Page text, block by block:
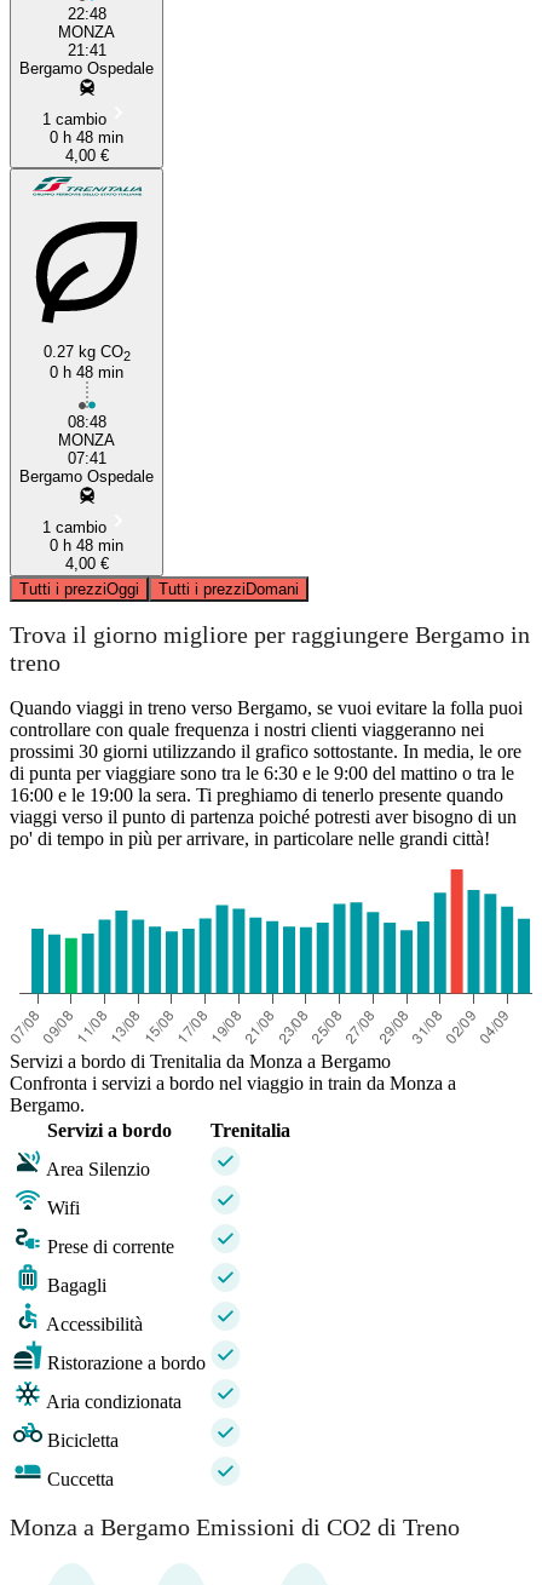
22:48
MONZA
21:41
Bergamo Ospedale
1 cambio
0 h 48 min
4,00 €
0.27 kg CO2
0 h 48 min
08:48
MONZA
07:41
Bergamo Ospedale
1 cambio
0 h 48 min
4,00 €
Tutti i prezziOggi Tutti i prezziDomani
Trova il giorno migliore per raggiungere Bergamo in
treno
Quando viaggi in treno verso Bergamo, se vuoi evitare la folla puoi
controllare con quale frequenza i nostri clienti viaggeranno nei
prossimi 30 giorni utilizzando il grafico sottostante. In media, le ore
di punta per viaggiare sono tra le 6:30 e le 9:00 del mattino o tra le
16:00 e le 19:00 la sera. Ti preghiamo di tenerlo presente quando
viaggi verso il punto di partenza poiché potresti aver bisogno di un
po' di tempo in più per arrivare, in particolare nelle grandi città!
Servizi a bordo di Trenitalia da Monza a Bergamo
Confronta i servizi a bordo nel viaggio in train da Monza a
Bergamo.
Servizi a bordo
Trenitalia
Area Silenzio
Wifi
Prese di corrente
Bagagli
Accessibilità
Ristorazione a bordo
Aria condizionata
Bicicletta
Cuccetta
Monza a Bergamo Emissioni di CO2 di Treno